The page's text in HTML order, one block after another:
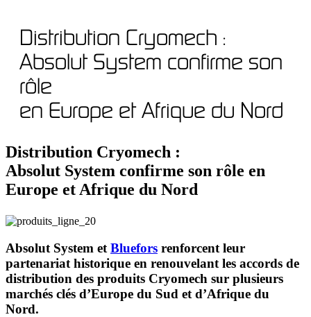
Distribution Cryomech :
Absolut System confirme son
rôle
en Europe et Afrique du Nord
Distribution Cryomech :
Absolut System confirme son rôle en
Europe et Afrique du Nord
Absolut System et Bluefors renforcent leur
partenariat historique en renouvelant les accords de
distribution des produits Cryomech sur plusieurs
marchés clés d’Europe du Sud et d’Afrique du
Nord.